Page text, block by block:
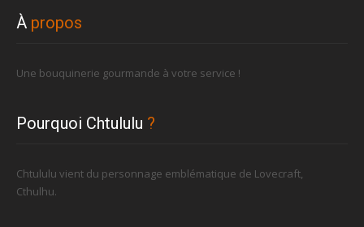
À propos
Une bouquinerie gourmande à votre service !
Pourquoi Chtululu ?
Chtululu vient du personnage emblématique de Lovecraft,
Cthulhu.